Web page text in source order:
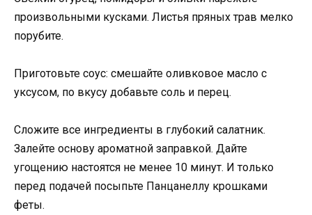
произвольными кусками. Листья пряных трав мелко
порубите.
Приготовьте соус: смешайте оливковое масло с
уксусом, по вкусу добавьте соль и перец.
Сложите все ингредиенты в глубокий салатник.
Залейте основу ароматной заправкой. Дайте
угощению настоятся не менее 10 минут. И только
перед подачей посыпьте Панцанеллу крошками
феты.